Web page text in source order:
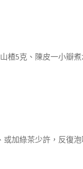
楂5克、陳皮一小瓣
加綠茶少許，反復泡